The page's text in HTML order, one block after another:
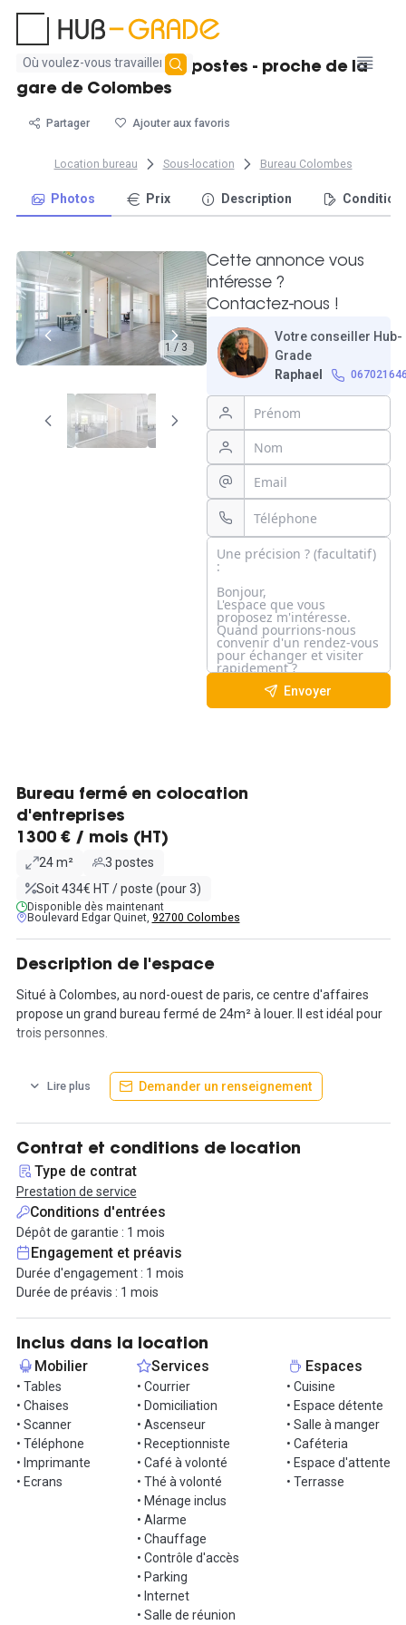
Aucun
trouvé
Bureau fermé avec 3 postes - proche de la
gare de Colombes
Partager Ajouter aux favoris
Location bureau Sous-location Bureau Colombes
Photos Prix Description
1 / 3
Cette annonce vous
intéresse ?
Contactez-nous !
Votre conseiller Hub-
Grade
Raphael
Envoyer
Bureau fermé en colocation
d'entreprises
1300 € / mois (HT)
24 m²
3 postes
Soit 434€ HT / poste (pour 3)
Disponible dès maintenant
Boulevard Edgar Quinet, 92700 Colombes
Description de l'espace
Situé à Colombes, au nord-ouest de paris, ce centre d'affaires
propose un grand bureau fermé de 24m² à louer. Il est idéal pour
trois personnes.
En plus de ce beau bureau lumineux, le site propose de nombreux
services et équipements mis à disposition pour un confort
l'Eglise Saint-Pierre Saint- Paul.
Le loyer englobe toutes les charges et prestation ; le ménage, la
connexion Wi-Fi , mais aussi 4 heures de location de salles de
réunion ainsi que 200 impressions.
Pour accompagner votre thé, café ou chocolat chaud (en libre
service), ce centre d'affaires prend le soin d'apporter des fruits
ainsi que la presse quotidienne chaque matin. Un service de
distribution de courrier et d'accueil de vos clients est également
proposé.
Vous aurez droit à une signalétique personnalisée sur votre boîte
aux lettres ainsi que sur la porte de votre bureau.
Les locataires ont accès aux espaces lounge et détente de
chaque étage, ainsi que la cafétaria, lieu de rencontre, idéal pour
accroître votre carnet d'adresse.
Une visite vous tente ? Contactez-moi via la messagerie !
Informations complémentaires sur cet espace de
Des places de parking ainsi qu'un espace de stockage sont
également soumis à option. Le dépôt de garantie augmente en
fonction de la durée de location.
Lire plus Demander un renseignement
Contrat et conditions de location
Type de contrat
Prestation de service
Conditions d'entrées
Dépôt de garantie : 1 mois
Engagement et préavis
Durée d'engagement : 1 mois
Durée de préavis : 1 mois
Inclus dans la location
Mobilier
• Tables
• Chaises
• Scanner
• Téléphone
• Imprimante
• Ecrans
Services
• Courrier
• Domiciliation
• Ascenseur
• Receptionniste
• Café à volonté
• Thé à volonté
• Ménage inclus
• Alarme
• Chauffage
• Contrôle d'accès
• Parking
• Internet
• Salle de réunion
Espaces
• Cuisine
• Espace détente
• Salle à manger
• Caféteria
• Espace d'attente
• Terrasse